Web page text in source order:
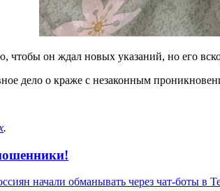
чтобы он ждал новых указаний, но его
дело о краже с незаконным
.
начали обманывать через чат-боты в